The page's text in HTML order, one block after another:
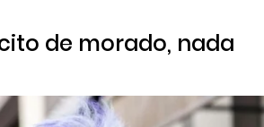
de morado, nada